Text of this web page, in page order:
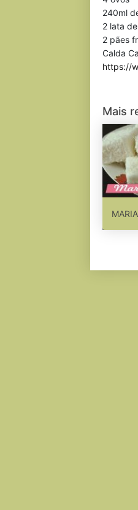
240ml
2 lata
2 pães
Calda
https://
Mais